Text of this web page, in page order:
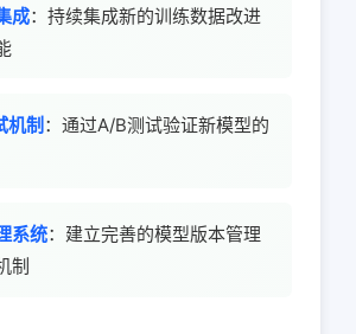
成：持续集成新的训练数据改进
机制 ：通过A/B测试验证新模型的
系统：建立完善的模型版本管理
制